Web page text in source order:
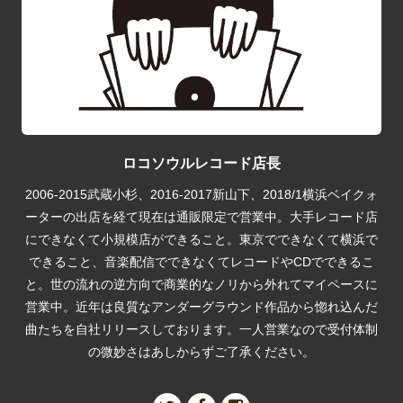
ロコソウルレコード店長
2006-2015武蔵小杉、2016-2017新山下、2018/1横浜ベイクォ
ーターの出店を経て現在は通販限定で営業中。大手レコード店
にできなくて小規模店ができること。東京でできなくて横浜で
できること、音楽配信でできなくてレコードやCDでできるこ
と。世の流れの逆方向で商業的なノリから外れてマイペースに
営業中。近年は良質なアンダーグラウンド作品から惚れ込んだ
曲たちを自社リリースしております。一人営業なので受付体制
の微妙さはあしからずご了承ください。